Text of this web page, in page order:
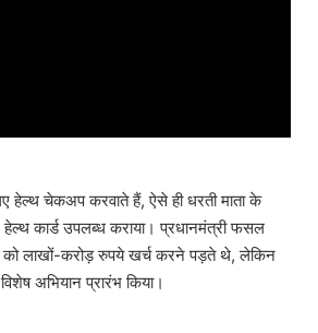
हेल्थ चेकअप करवाते हैं, ऐसे ही धरती माता के
हेल्थ कार्ड उपलब्ध कराया। प्रधानमंत्री फसल
को लाखों-करोड़ रुपये खर्च करने पड़ते थे, लेकिन
अभियान प्रारंभ किया।